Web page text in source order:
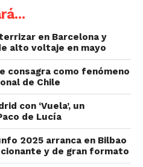
en Barcelona y
alto voltaje en mayo
consagra como fenómeno
de Chile
con ‘Vuela’, un
de Lucía
2025 arranca en Bilbao
y de gran formato